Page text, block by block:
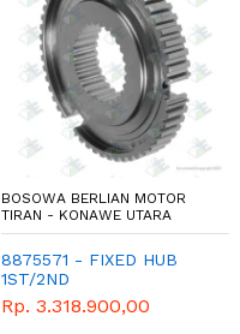
BOSOWA BERLIAN MOTOR
TIRAN - KONAWE UTARA
8875571 - FIXED HUB
1ST/2ND
Rp. 3.318.900,00